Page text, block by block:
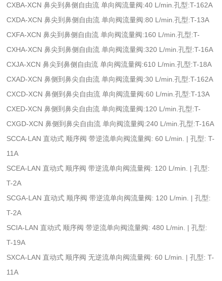
CXBA-XCN 鼻尖到鼻侧自由流 单向阀流量阀:40 L/min.孔型:T-162A
CXDA-XCN 鼻尖到鼻侧自由流 单向阀流量阀:80 L/min.孔型:T-13A
CXFA-XCN 鼻尖到鼻侧自由流 单向阀流量阀:160 L/min.孔型:T-
CXHA-XCN 鼻尖到鼻侧自由流 单向阀流量阀:320 L/min.孔型:T-16A
CXJA-XCN 鼻尖到鼻侧自由流 单向阀流量阀:610 L/min.孔型:T-18A
CXAD-XCN 鼻侧到鼻尖自由流 单向阀流量阀:30 L/min.孔型:T-162A
CXCD-XCN 鼻侧到鼻尖自由流 单向阀流量阀:60 L/min.孔型:T-13A
CXED-XCN 鼻侧到鼻尖自由流 单向阀流量阀:120 L/min.孔型:T-
CXGD-XCN 鼻侧到鼻尖自由流 单向阀流量阀:240 L/min.孔型:T-16A
SCCA-LAN 直动式 顺序阀 带逆流单向阀流量阀: 60 L/min. | 孔型: T-
11A
SCEA-LAN 直动式 顺序阀 带逆流单向阀流量阀: 120 L/min. | 孔型:
T-2A
SCGA-LAN 直动式 顺序阀 带逆流单向阀流量阀: 120 L/min. | 孔型:
T-2A
SCIA-LAN 直动式 顺序阀 带逆流单向阀流量阀: 480 L/min. | 孔型:
T-19A
SXCA-LAN 直动式 顺序阀 无逆流单向阀流量阀: 60 L/min. | 孔型: T-
11A